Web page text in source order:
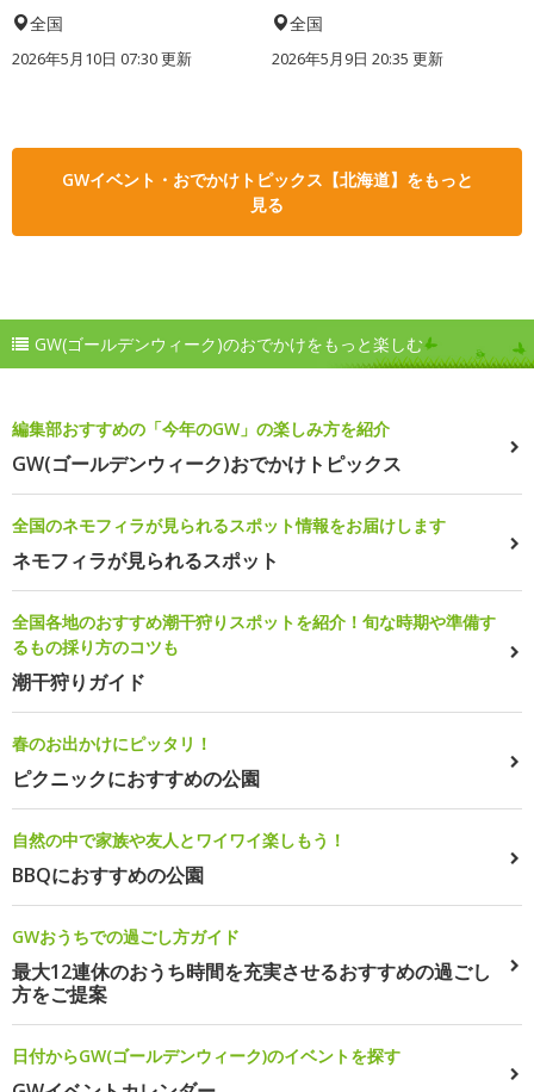
全国
2026年5月10日 07:30 更新
全国
2026年5月9日 20:35 更新
GWイベント・おでかけトピックス【北海道】をもっと
見る
GW(ゴールデンウィーク)のおでかけをもっと楽しむ
編集部おすすめの「今年のGW」の楽しみ方を紹介
GW(ゴールデンウィーク)おでかけトピックス
全国のネモフィラが見られるスポット情報をお届けします
ネモフィラが見られるスポット
全国各地のおすすめ潮干狩りスポットを紹介！旬な時期や準備す
るもの採り方のコツも
潮干狩りガイド
春のお出かけにピッタリ！
ピクニックにおすすめの公園
自然の中で家族や友人とワイワイ楽しもう！
BBQにおすすめの公園
GWおうちでの過ごし方ガイド
最大12連休のおうち時間を充実させるおすすめの過ごし
方をご提案
日付からGW(ゴールデンウィーク)のイベントを探す